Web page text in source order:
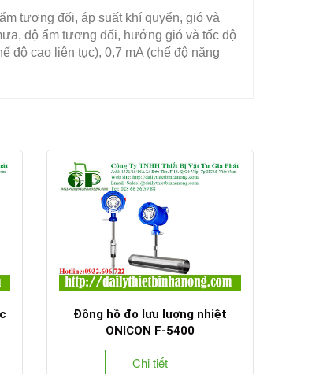
tương đối, áp suất khí quyển, gió và
độ ẩm tương đối, hướng gió và tốc độ
độ cao liên tục), 0,7 mA (chế độ năng
Đồng hồ đo lưu lượng nhiệt
ONICON F-5400
Chi tiết